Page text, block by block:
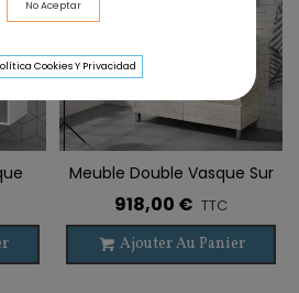
No Aceptar
Cookies Y Privacidad
Meuble Double Vasque Sur
Pieds OROSI 6 Tiroirs
918,00 € TTC
Ajouter Au Panier